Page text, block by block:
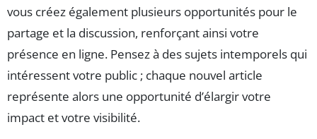
vous créez également plusieurs opportunités pour le
partage et la discussion, renforçant ainsi votre
présence en ligne. Pensez à des sujets intemporels qui
intéressent votre public ; chaque nouvel article
représente alors une opportunité d’élargir votre
impact et votre visibilité.